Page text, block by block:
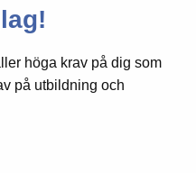
höga krav på dig som
på utbildning och